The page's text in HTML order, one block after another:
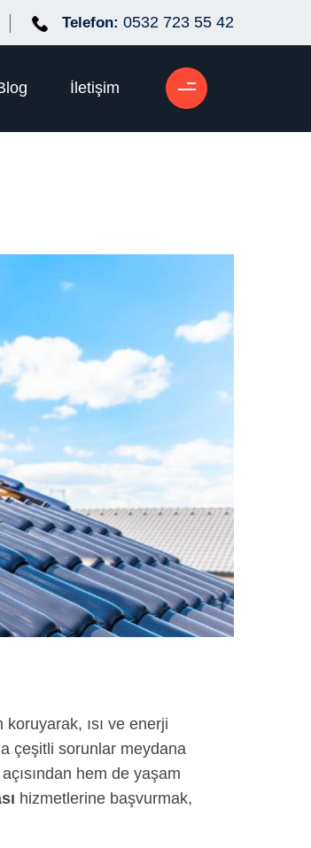
Telefon: 0532 723 55 42
İletişim
koruyarak, ısı ve enerji
çeşitli sorunlar meydana
hem de yaşam
hizmetlerine başvurmak,